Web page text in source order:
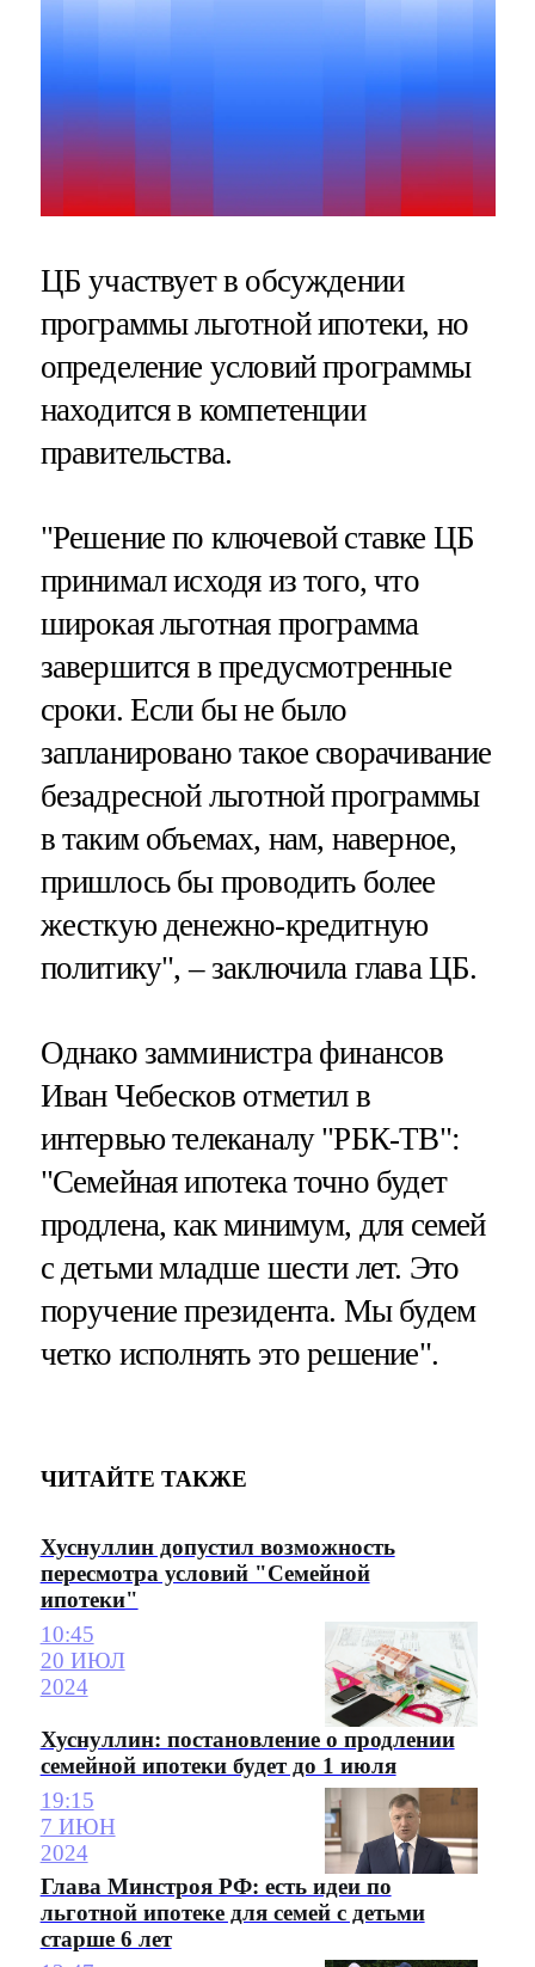
ЦБ участвует в обсуждении
программы льготной ипотеки, но
определение условий программы
находится в компетенции
правительства.
"Решение по ключевой ставке ЦБ
принимал исходя из того, что
широкая льготная программа
завершится в предусмотренные
сроки​​​. Если бы не было
запланировано такое сворачивание
безадресной льготной программы
в таким объемах, нам, наверное,
пришлось бы проводить более
жесткую денежно-кредитную
политику", – заключила глава ЦБ.
Однако замминистра финансов
Иван Чебесков отметил в
интервью телеканалу "РБК-ТВ":
"Семейная ипотека точно будет
продлена, как минимум, для семей
с детьми младше шести лет. Это
поручение президента. Мы будем
четко исполнять это решение".
ЧИТАЙТЕ ТАКЖЕ
Хуснуллин допустил возможность
пересмотра условий "Семейной
ипотеки"
10:45
20 ИЮЛ
2024
Хуснуллин: постановление о продлении
семейной ипотеки будет до 1 июля
19:15
7 ИЮН
2024
Глава Минстроя РФ: есть идеи по
льготной ипотеке для семей с детьми
старше 6 лет